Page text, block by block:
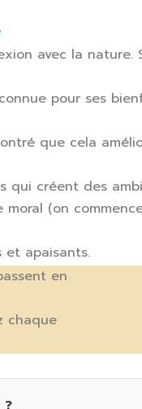
avec la nature.
pour ses
que cela
créent des
(on
apaisants.
en
chaque